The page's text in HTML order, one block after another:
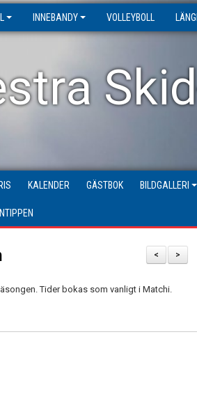
INNEBANDY VOLLEYBOLL
KALENDER GÄSTBOK BILDGALLERI
>
<
Tider bokas som vanligt i Matchi.